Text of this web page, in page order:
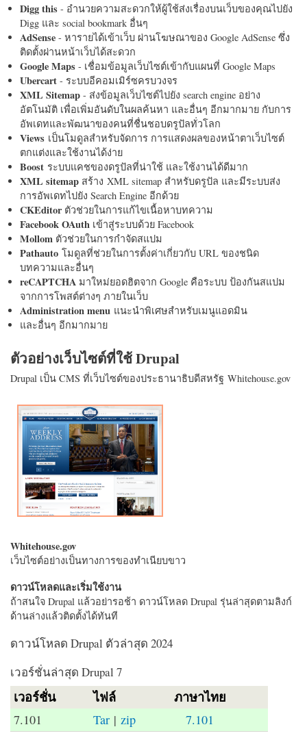
Digg this - อำนวยความสะดวกให้ผู้ใช้ส่งเรื่องบนเว็บของคุณไปยัง
Digg และ social bookmark อื่นๆ
AdSense - หารายได้เข้าเว็บ ผ่านโฆษณาของ Google AdSense ซึ่ง
ติดตั้งผ่านหน้าเว็บได้สะดวก
Google Maps - เชื่อมข้อมูลเว็บไซต์เข้ากับแผนที่ Google Maps
Ubercart - ระบบอีคอมเมิร์ซครบวงจร
XML Sitemap - ส่งข้อมูลเว็บไซต์ไปยัง search engine อย่าง
อัตโนมัติ เพื่อเพิ่มอันดับในผลค้นหา และอื่นๆ อีกมากมาย กับการ
อัพเดทและพัฒนาของคนที่ชื่นชอบดรูปัลทั่วโลก
Views เป็นโมดูลสำหรับจัดการ การแสดงผลของหน้าตาเว็บไซต์
ตกแต่งและใช้งานได้ง่าย
Boost ระบบแคชของดรูปัลที่น่าใช้ และใช้งานได้ดีมาก
XML sitemap สร้าง XML sitemap สำหรับดรูปัล และมีระบบส่ง
การอัพเดทไปยัง Search Engine อีกด้วย
CKEditorตัวช่วยในการแก้ไขเนื้อหาบทความ
Facebook OAuth เข้าสู่ระบบด้วย Facebook
Mollom ตัวช่วยในการกำจัดสแปม
Pathauto โมดูลที่ช่วยในการตั้งค่าเกี่ยวกับ URL ของชนิด
บทความและอื่นๆ
reCAPTCHA มาใหม่ยอดฮิตจาก Google คือระบบ ป้องกันสแปม
จากการโพสต์ต่างๆ ภายในเว็บ
Administration menu แนะนำพิเศษสำหรับเมนูแอดมิน
และอื่นๆ อีกมากมาย
ตัวอย่างเว็บไซต์ที่ใช้ Drupal
Drupal เป็น CMS ที่เว็บไซต์ของประธานาธิบดีสหรัฐ Whitehouse.gov
Whitehouse.gov
เว็บไซต์อย่างเป็นทางการของทำเนียบขาว
ดาวน์โหลดและเริ่มใช้งาน
ถ้าสนใจ Drupal แล้วอย่ารอช้า ดาวน์โหลด Drupal รุ่นล่าสุดตามลิงก์
ด้านล่างแล้วติดตั้งได้ทันที
ดาวน์โหลด Drupal ตัวล่าสุด 2024
เวอร์ชั่นล่าสุด Drupal 7
เวอร์ชั่น ไฟล์ ภาษาไทย
7.101 Tar |zip 7.101